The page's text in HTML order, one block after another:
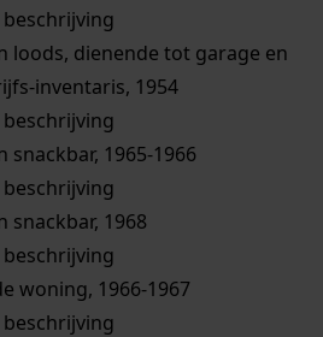
loods, dienende tot garage en
inventaris, 1954
snackbar, 1965-1966
snackbar, 1968
woning, 1966-1967